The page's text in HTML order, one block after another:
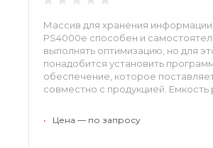
Массив для хранения
PS4000e способен и
выполнять оптимизацию, но для
понадобится установить
обеспечение, которое
совместно с продукцией. Емкость
удаленном офисе. За счет удобной
• Цена — по запросу